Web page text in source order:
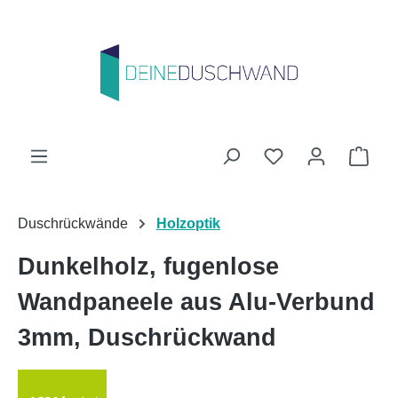
Du hast 0
Duschrückwände Holzoptik
Dunkelholz, fugenlose
Wandpaneele aus Alu-Verbund
3mm, Duschrückwand